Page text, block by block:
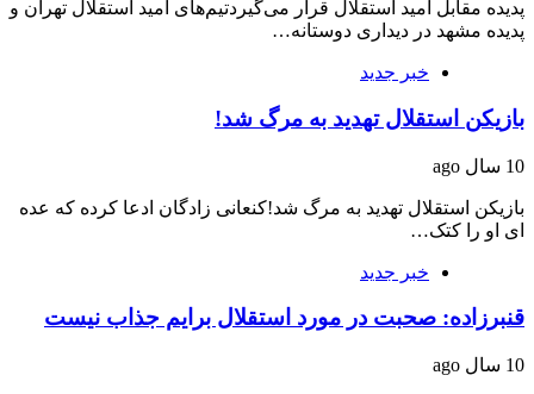
پدیده مقابل امید استقلال قرار می‌گیردتیم‌های امید استقلال تهران و
پدیده مشهد در دیداری دوستانه…
خبر جدید
بازیکن استقلال تهدید به مرگ شد!
10 سال ago
بازیکن استقلال تهدید به مرگ شد!کنعانی زادگان ادعا کرده که عده
ای او را کتک…
خبر جدید
قنبرزاده: صحبت در مورد استقلال برایم جذاب نیست
10 سال ago